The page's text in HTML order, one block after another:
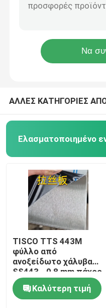
Καυτός - κυλημένο
σπείρα λουρίδων
Ενωμένος στενά
Άνευ ραφής σωλήνας
Ανοξείδωτο γύρω από
φραγμός γωνίας
Επίπεδος φραγμός
ΑΛΛΕΣ ΚΑΤΗΓΟΡΙΕΣ
TISCO TTS 443M
φύλλο από
ανοξείδωτο χάλυβα
SS443 - 0,8 mm πάχος
αριθ. 4 Τελική και
προστατευτική
επίστρωση
Καλύτερη τιμή